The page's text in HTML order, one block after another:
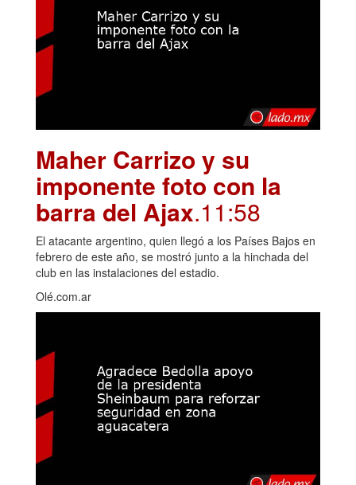
Maher Carrizo y su
imponente foto con la
barra del Ajax.11:58
El atacante argentino, quien llegó a los Países Bajos en
febrero de este año, se mostró junto a la hinchada del
club en las instalaciones del estadio.
Olé.com.ar